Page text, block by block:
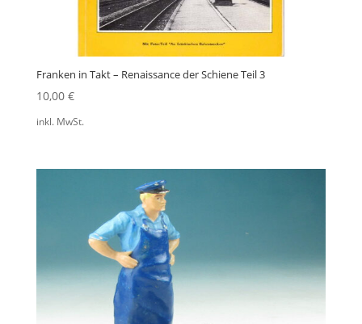
Franken in Takt – Renaissance der Schiene Teil 3
10,00 €
inkl. MwSt.